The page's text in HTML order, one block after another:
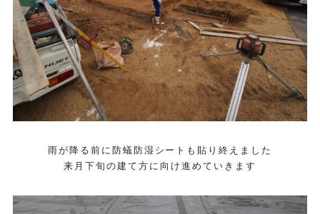
雨が降る前に防蟻防湿シートも貼り終えました
来月下旬の建て方に向け進めていきます